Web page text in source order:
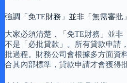
強調「免TE財務」並非「無需審批
大家必須清楚，「免TE財務」並非
不是「必批貸款」。所有貸款申請
批過程。財務公司會根據多方面資
合其內部標準，貸款申請才會獲得批